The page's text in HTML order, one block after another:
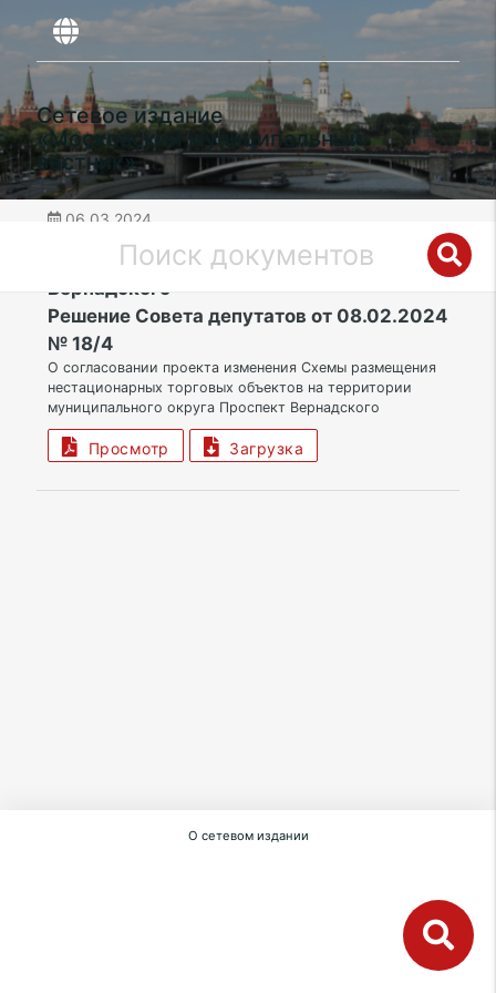
Сетевое издание
«Московский муниципальный
вестник»
06.03.2024
ЗАО | Муниципальный округ Проспект
Вернадского
Решение Совета депутатов от 08.02.2024
№ 18/4
О согласовании проекта изменения Схемы размещения
нестационарных торговых объектов на территории
муниципального округа Проспект Вернадского
Просмотр Загрузка
О сетевом издании